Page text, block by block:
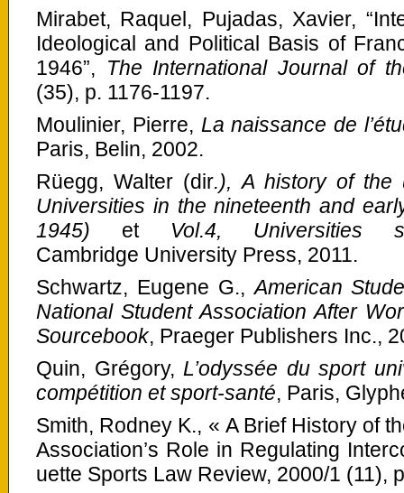
Mirabet, Raquel, Pujadas, Xavier,
Ideological and Political Basis of
1946”, The International Journal of
(35), p. 1176-1197.
Moulinier, Pierre, La naissance de
Paris, Belin, 2002.
Rüegg, Walter (dir.), A history of the
Universities in the nineteenth and
1945) et Vol.4, Universities
Cambridge University Press, 2011.
Schwartz, Eugene G.,American
National Student Association After
Sourcebook, Praeger Publishers Inc.,
Quin, Grégory, L’odyssée du sport
compétition et sport-santé, Paris,
Smith, Rodney K., « A Brief History of
Association’s Role in Regulating
uette Sports Law Review, 2000/1 (11),